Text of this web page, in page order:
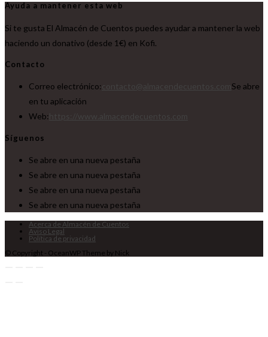
Ayuda a mantener esta web
Si te gusta El Almacén de Cuentos puedes ayudar a mantener la web
haciendo un donativo (desde 1€) en Kofi.
Contacto
Correo electrónico:
Se abre
en tu aplicación
Web:
Síguenos
Se abre en una nueva pestaña
Se abre en una nueva pestaña
Se abre en una nueva pestaña
Se abre en una nueva pestaña
Acerca de Almacén de Cuentos
Aviso Legal
Política de privacidad
© Copyright - OceanWP Theme by Nick